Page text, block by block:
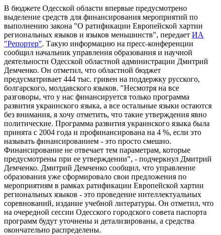
В бюджете Одесской области впервые предусмотрено
выделение средств для финансирования мероприятий по
выполнению закона "О ратификации Европейской хартии
региональных языков и языков меньшинств", передает ИА
"Репортер". Такую информацию на пресс-конференции
сообщил начальник управления образования и научной
деятельности Одесской областной администрации Дмитрий
Демченко. Он отметил, что областной бюджет
предусматривает 444 тыс. гривен на поддержку русского,
болгарского, молдавского языков. "Несмотря на все
разговоры, что у нас финансируется только программа
развития украинского языка, а все остальные языки остаются
без внимания, я хочу отметить, что такие утверждения явно
политические. Программа развития украинского языка была
принята с 2004 года и профинансирована на 4 %, если это
называть финансированием - это просто смешно.
Финансирование не отвечает тем параметрам, которые
предусмотрены при ее утверждении", - подчеркнул Дмитрий
Демченко. Дмитрий Демченко сообщил, что управление
образования уже сформировало свои предложения по
мероприятиям в рамках ратификации Европейской хартии
региональных языков - это проведение интеллектуальных
соревнований, издание учебной литературы. Он отметил, что
на очередной сессии Одесского городского совета паспорта
программ будут уточнены и детализированы, а средства
окончательно распределены.